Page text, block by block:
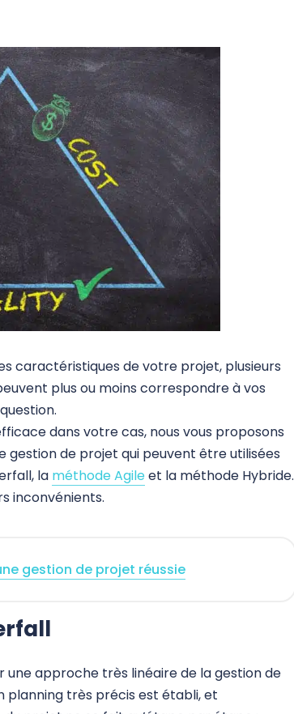
caractéristiques de votre projet, plusieurs
plus ou moins correspondre à vos
dans votre cas, nous vous proposons
gestion de projet qui peuvent être utilisées
la méthode Agileet la méthode Hybride.
inconvénients.
gestion de projet réussie
une approche très linéaire de la gestion de
planning très précis est établi, et